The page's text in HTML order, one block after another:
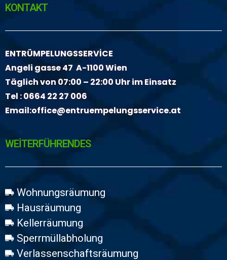
KONTAKT
ENTRÜMPELUNGSSERVİCE
Angeli gasse 47 A-1100 Wien
Täglich von 07:00 – 22:00 Uhr im Einsatz
Tel :0664 22 27 006
Email:office@entruempelungsservice.at
WEİTERFÜHRENDES
Wohnungsräumung
Hausräumung
Kellerräumung
Sperrmüllabholung
Verlassenschaftsräumung